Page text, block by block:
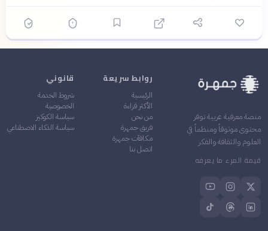
منصة معرفية عربية توفر
محتوى موثوقاً ومنظماً في
العلوم والثقافة والفكر
قيمة المرء ما يعرفه
روابط سريعة
الرئيسية
الأكثر قراءة
من نحن
فريق جمهرة
مكافآت جمهرة
اتصل بنا
قانوني
شروط الخدمة
الخصوصية
سياسة الكوكيز
سياسة الذكاء الاصطناعي